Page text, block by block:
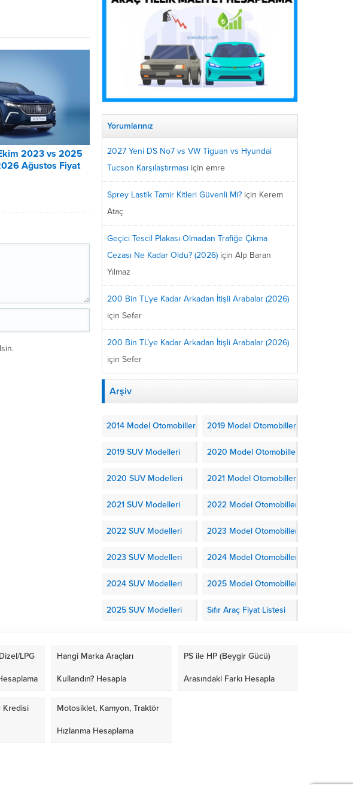
2023 vs 2025
Ağustos Fiyat
Yorumlarınız
2027 Yeni DS No7 vs VW Tiguan vs Hyundai
Tucson Karşılaştırması için emre
Sprey Lastik Tamir Kitleri Güvenli Mi? için Kerem
Ataç
Geçici Tescil Plakası Olmadan Trafiğe Çıkma
Cezası Ne Kadar Oldu? (2026) için Alp Baran
Yılmaz
200 Bin TL’ye Kadar Arkadan İtişli Arabalar (2026)
için Sefer
200 Bin TL’ye Kadar Arkadan İtişli Arabalar (2026)
için Sefer
Arşiv
2014 Model Otomobiller 2019 Model Otomobiller
2019 SUV Modelleri 2020 Model Otomobiller
2020 SUV Modelleri 2021 Model Otomobiller
2021 SUV Modelleri 2022 Model Otomobiller
2022 SUV Modelleri 2023 Model Otomobiller
2023 SUV Modelleri 2024 Model Otomobiller
2024 SUV Modelleri 2025 Model Otomobiller
2025 SUV Modelleri Sıfır Araç Fiyat Listesi
LPG Hangi Marka Araçları
Kullandın? Hesapla
PS ile HP (Beygir Gücü)
Arasındaki Farkı Hesapla
Kredisi Motosiklet, Kamyon, Traktör
Hızlanma Hesaplama